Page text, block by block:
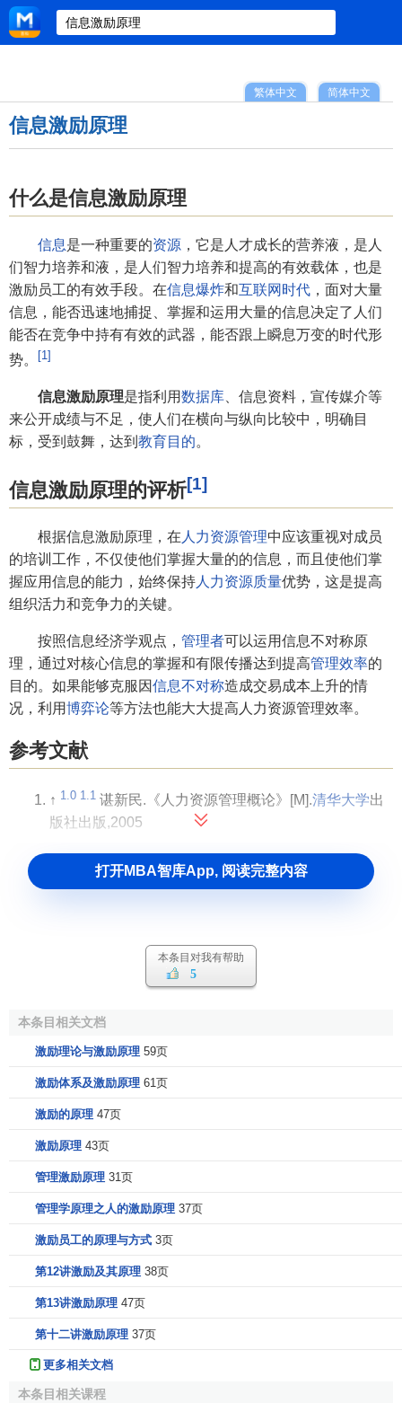
简体中文
繁体中文
信息激励原理
什么是信息激励原理
信息是一种重要的资源 ，它是人才成长的营养液，是人
们智力培养和液，是人们智力培养和提高的有效载体，也是
激励员工的有效手段。在信息爆炸和互联网时代 ，面对大量
信息，能否迅速地捕捉、掌握和运用大量的信息决定了人们
能否在竞争中持有有效的武器，能否跟上瞬息万变的时代形
势。
[1]
信息激励原理是指利用数据库 、信息资料，宣传媒介等
来公开成绩与不足，使人们在横向与纵向比较中，明确目
标，受到鼓舞，达到 教育目的。
信息激励原理的评析[1]
根据信息激励原理，在 人力资源管理中应该重视对成员
的培训工作，不仅使他们掌握大量的的信息，而且使他们掌
握应用信息的能力，始终保持人力资源质量优势，这是提高
组织活力和竞争力的关键。
按照信息经济学观点， 管理者可以运用信息不对称原
理，通过对核心信息的掌握和有限传播达到提高管理效率的
目的。如果能够克服因信息不对称造成交易成本上升的情
况，利用博弈论等方法也能大大提高人力资源管理效率。
参考文献
↑ 1.0 1.1 谌新民.《人力资源管理概论》[M].清华大学出
版社出版,2005
打开MBA智库App, 阅读完整内容
本条目对我有帮助
5
本条目相关文档
激励理论与激励原理 59页
激励体系及激励原理 61页
激励的原理 47页
激励原理 43页
管理激励原理 31页
管理学原理之人的激励原理 37页
激励员工的原理与方式 3页
第12讲激励及其原理 38页
第13讲激励原理 47页
第十二讲激励原理 37页
更多相关文档
本条目相关课程